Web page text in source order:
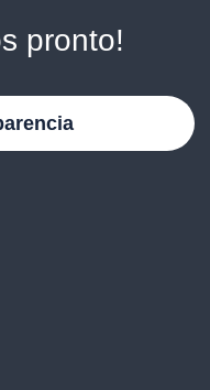
pronto!